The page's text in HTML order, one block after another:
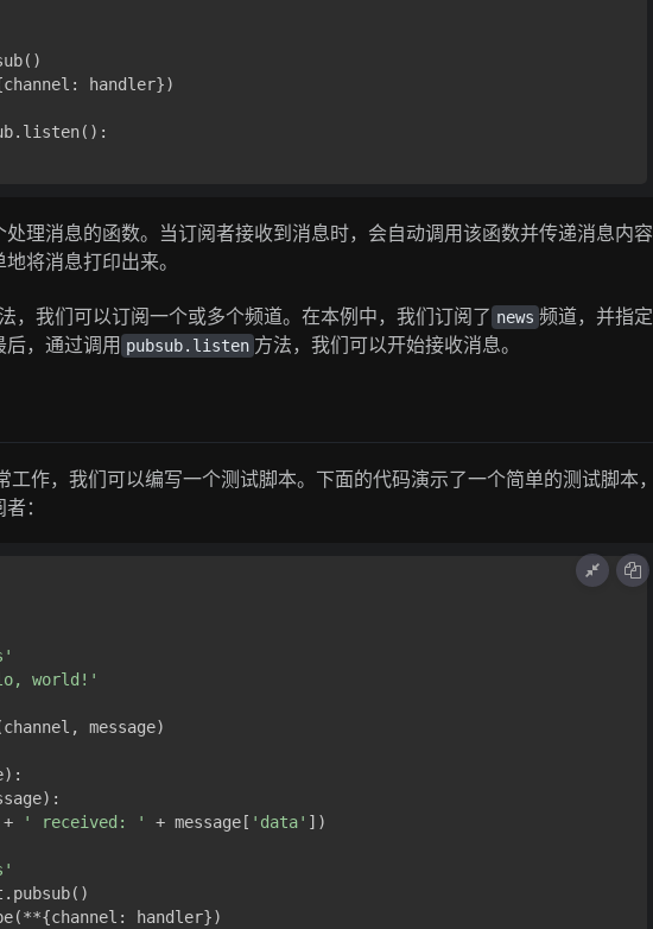
handler})
处理消息的函数。当订阅者接收到消息时，会自动调用该函数并传递消息内容
将消息打印出来。
，我们可以订阅一个或多个频道。在本例中，我们订阅了 news 频道，并指定
后，通过调用 pubsub.listen 方法，我们可以开始接收消息。
作，我们可以编写一个测试脚本。下面的代码演示了一个简单的测试脚本，
：
world!'
message)
):
):
+ ' received: ' + message[ 'data' ])
handler})